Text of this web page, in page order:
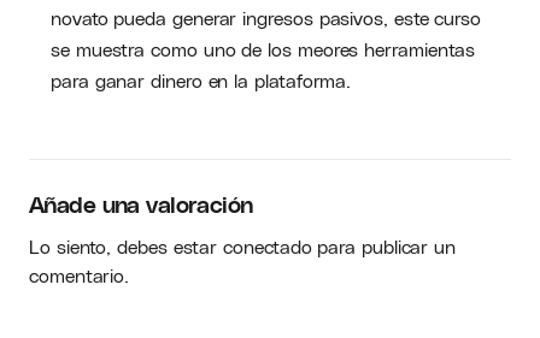
novato pueda generar ingresos pasivos, este curso
se muestra como uno de los meores herramientas
para ganar dinero en la plataforma.
Añade una valoración
Lo siento, debes estarconectadopara publicar un
comentario.